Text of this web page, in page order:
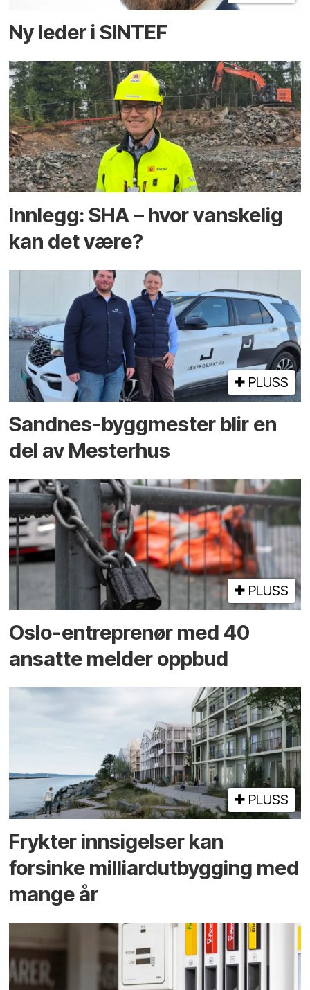
Ny leder i SINTEF
Innlegg: SHA – hvor vanskelig
kan det være?
PLUSS
Sandnes-byggmester blir en
del av Mesterhus
PLUSS
Oslo-entreprenør med 40
ansatte melder oppbud
PLUSS
Frykter innsigelser kan
forsinke milliard­utbygging med
mange år